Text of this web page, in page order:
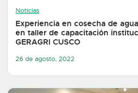
Noticias
Experiencia en cosecha de
en taller de capacitación
GERAGRI CUSCO
26 de agosto, 2022